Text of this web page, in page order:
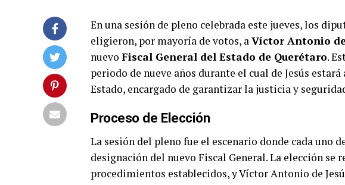
En una sesión de pleno celebrada este jueves, los
eligieron, por mayoría de votos, aVíctor Antonio
nuevo Fiscal General del Estado de Querétaro.
periodo de nueve años durante el cual de Jesús
Estado, encargado de garantizar la justicia y
Proceso de Elección
La sesión del pleno fue el escenario donde cada uno
designación del nuevo Fiscal General. La elección se
procedimientos establecidos, y Víctor Antonio de